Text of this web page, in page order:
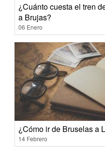
¿Cuánto cuesta el tren
a Brujas?
06 Enero
¿Cómo ir de Bruselas a
14 Febrero